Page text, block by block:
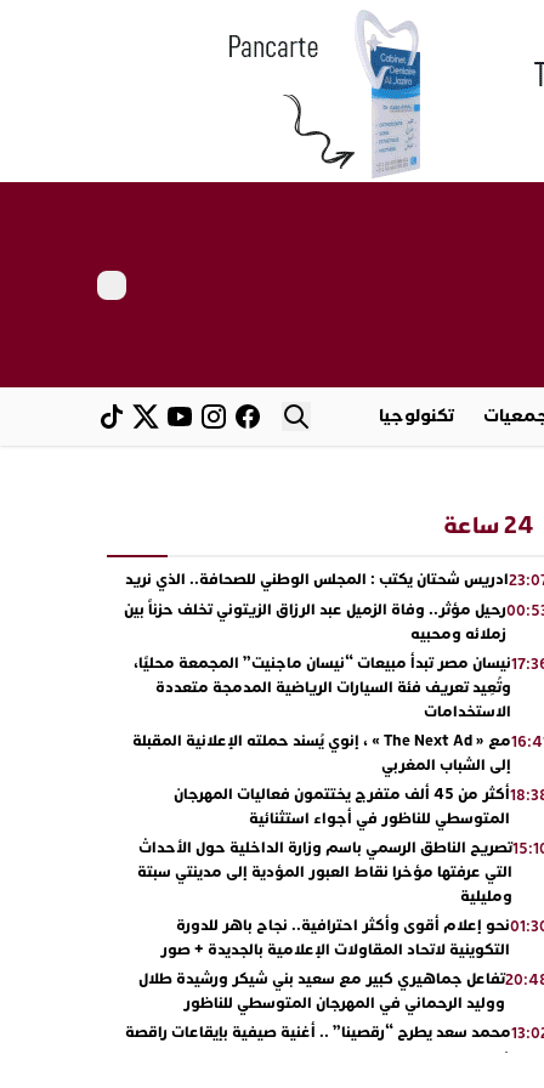
تكنولوجيا
24 ساعة
ادريس شحتان يكتب : المجلس الوطني للصحافة.. الذي نريد
رحيل مؤثر.. وفاة الزميل عبد الرزاق الزيتوني تخلف حزناً بين
زملائه ومحبيه
نيسان مصر تبدأ مبيعات “نيسان ماجنيت” المجمعة محليًا،
وتُعِيد تعريف فئة السيارات الرياضية المدمجة متعددة
الاستخدامات
مع « The Next Ad » ، إنوي يُسند حملته الإعلانية المقبلة
إلى الشباب المغربي
أكثر من 45 ألف متفرج يختتمون فعاليات المهرجان
المتوسطي للناظور في أجواء استثنائية
تصريح الناطق الرسمي باسم وزارة الداخلية حول الأحداث
التي عرفتها مؤخرا نقاط العبور المؤدية إلى مدينتي سبتة
ومليلية
نحو إعلام أقوى وأكثر احترافية.. نجاح باهر للدورة
التكوينية لاتحاد المقاولات الإعلامية بالجديدة + صور
تفاعل جماهيري كبير مع سعيد بني شيكر ورشيدة طلال
ووليد الرحماني في المهرجان المتوسطي للناظور
محمد سعد يطرح “رقصينا” .. أغنية صيفية بإيقاعات راقصة